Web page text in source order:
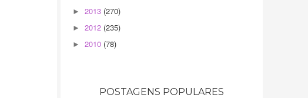
► 2013 (270)
► 2012 (235)
► 2010 (78)
POSTAGENS POPULARES